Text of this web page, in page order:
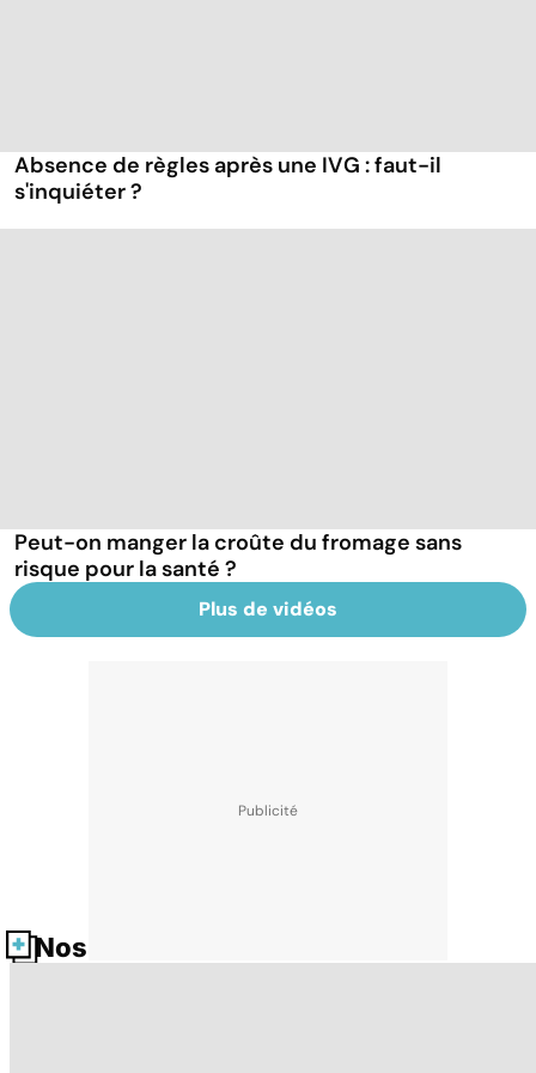
Absence de règles après une IVG : faut-il
s'inquiéter ?
Peut-on manger la croûte du fromage sans
risque pour la santé ?
Plus de vidéos
Nos fiches santé